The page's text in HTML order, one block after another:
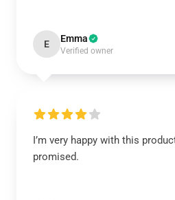
E Emma
Verified owner
I’m very happy with this
promised.